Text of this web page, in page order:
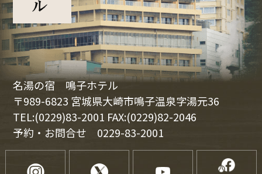
名湯の宿 鳴子ホテル
〒989-6823 宮城県大崎市鳴子温泉字湯元36
TEL:(0229)83-2001 FAX:(0229)82-2046
予約・お問合せ 0229-83-2001